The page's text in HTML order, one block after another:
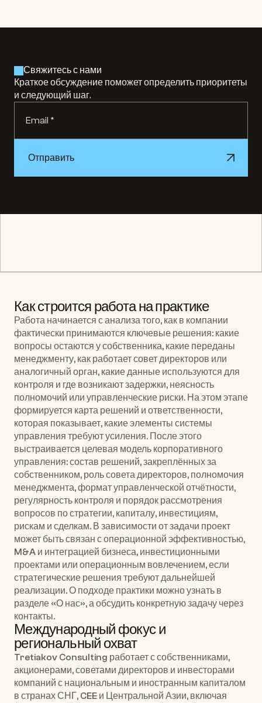
Свяжитесь с нами
Краткое обсуждение поможет определить приоритеты
и следующий шаг.
Отправить
Как строится работа на практике
Работа начинается с анализа того, как в компании
фактически принимаются ключевые решения: какие
вопросы остаются у собственника, какие переданы
менеджменту, как работает совет директоров или
аналогичный орган, какие данные используются для
контроля и где возникают задержки, неясность
полномочий или управленческие риски. На этом этапе
формируется карта решений и ответственности,
которая показывает, какие элементы системы
управления требуют усиления. После этого
выстраивается целевая модель корпоративного
управления: состав решений, закреплённых за
собственником, роль совета директоров, полномочия
менеджмента, формат управленческой отчётности,
регулярность контроля и порядок рассмотрения
вопросов по стратегии, капиталу, инвестициям,
рискам и сделкам. В зависимости от задачи проект
может быть связан с операционной эффективностью
M&A и интеграцией бизнеса, инвестиционными
проектами или операционным вовлечением, если
стратегические решения требуют дальнейшей
реализации. О подходе практики можно узнать в
разделе «О нас»
контакты.
Международный фокус и
региональный охват
Tretiakov Consulting работает с собственниками,
акционерами, советами директоров и инвесторами
компаний с национальным и иностранным капиталом